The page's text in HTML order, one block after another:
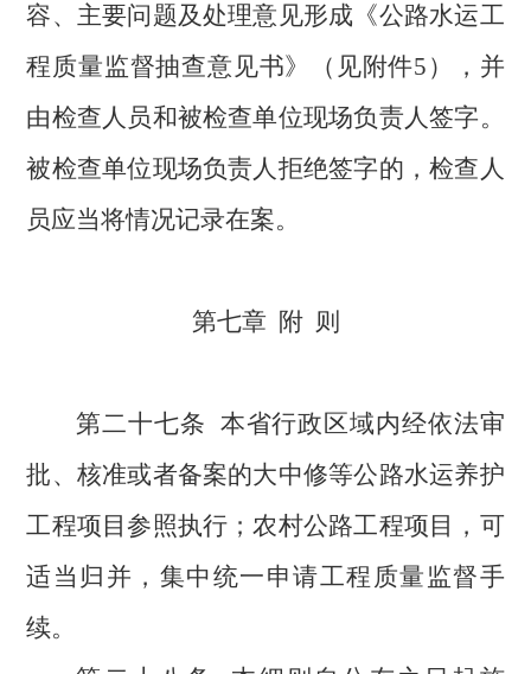
容、主要问题及处理意见形成《公路水运工
程质量监督抽查意见书》（见附件5），并
由检查人员和被检查单位现场负责人签字。
被检查单位现场负责人拒绝签字的，检查人
员应当将情况记录在案。
第七章 附 则
第二十七条 本省行政区域内经依法审
批、核准或者备案的大中修等公路水运养护
工程项目参照执行；农村公路工程项目，可
适当归并，集中统一申请工程质量监督手
续。